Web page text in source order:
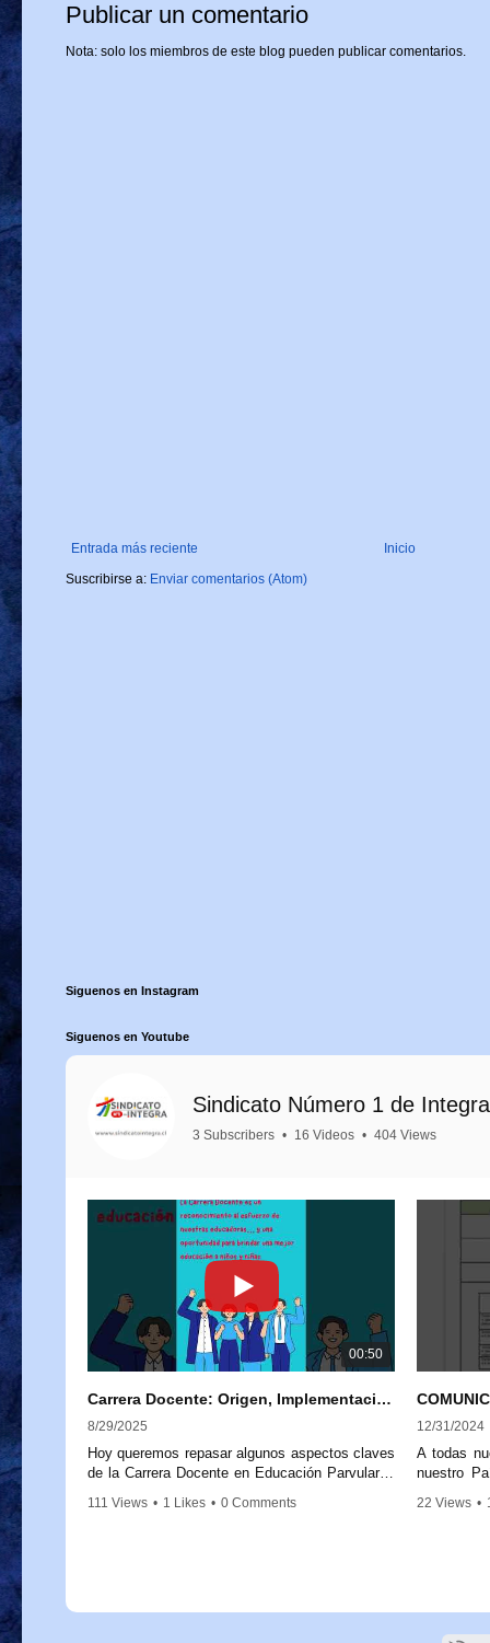
Publicar un comentario
Nota: solo los miembros de este blog pueden publicar comentarios.
Entrada más reciente
Inicio
Suscribirse a: Enviar comentarios (Atom)
Siguenos en Instagram
Siguenos en Youtube
Sindicato Número 1 de Integra
3 Subscribers • 16 Videos • 404 Views
00:50
Carrera Docente: Origen, Implementación y Próximos Pasos
8/29/2025
Hoy queremos repasar algunos aspectos claves
de la Carrera Docente en Educación Parvularia,
educadoras y educadores, reconociendo su
111 Views • 1 Likes • 0 Comments
12/31/2024
A todas
nuestro
auxiliares
2.
22 Views •